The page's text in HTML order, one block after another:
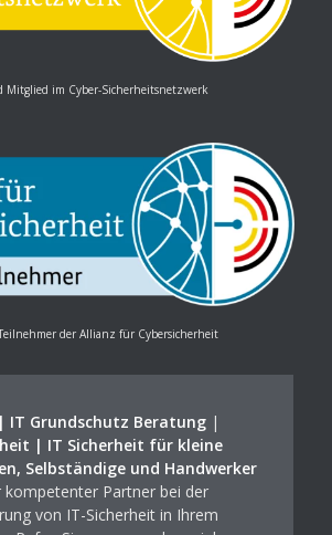
Mitglied im Cyber-Sicherheitsnetzwerk
der Allianz für Cybersicherheit
IT Grundschutz Beratung|
| IT Sicherheit für kleine
Selbständige und Handwerker
kompetenter Partner bei der
von IT-Sicherheit in Ihrem